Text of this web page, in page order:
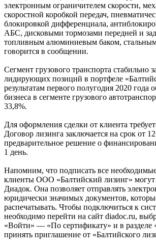
электронным ограничителем скорости,
скоростной коробкой передач,
блокировкой дифференциала,
АБС, дисковыми тормозами передней и
топливным алюминиевым баком,
говорится в сообщении.
Сегмент грузового транспорта стабильно
лидирующих позиций в портфеле
результатам первого полугодия 2020 года
бизнеса в сегменте грузового
33,8%.
Для оформления сделки от клиента
Договор лизинга заключается на срок от
предварительное решение о
1 день.
Напомним, что подписать все
клиенты ООО «Балтийский лизинг» могут
Диадок. Она позволяет отправлять
юридически значимых документов,
распечатывать. Чтобы подключиться к
необходимо перейти на сайт diadoc.ru,
«Войти» — «По сертификату» и в разделе
принять приглашение от «Балтийского